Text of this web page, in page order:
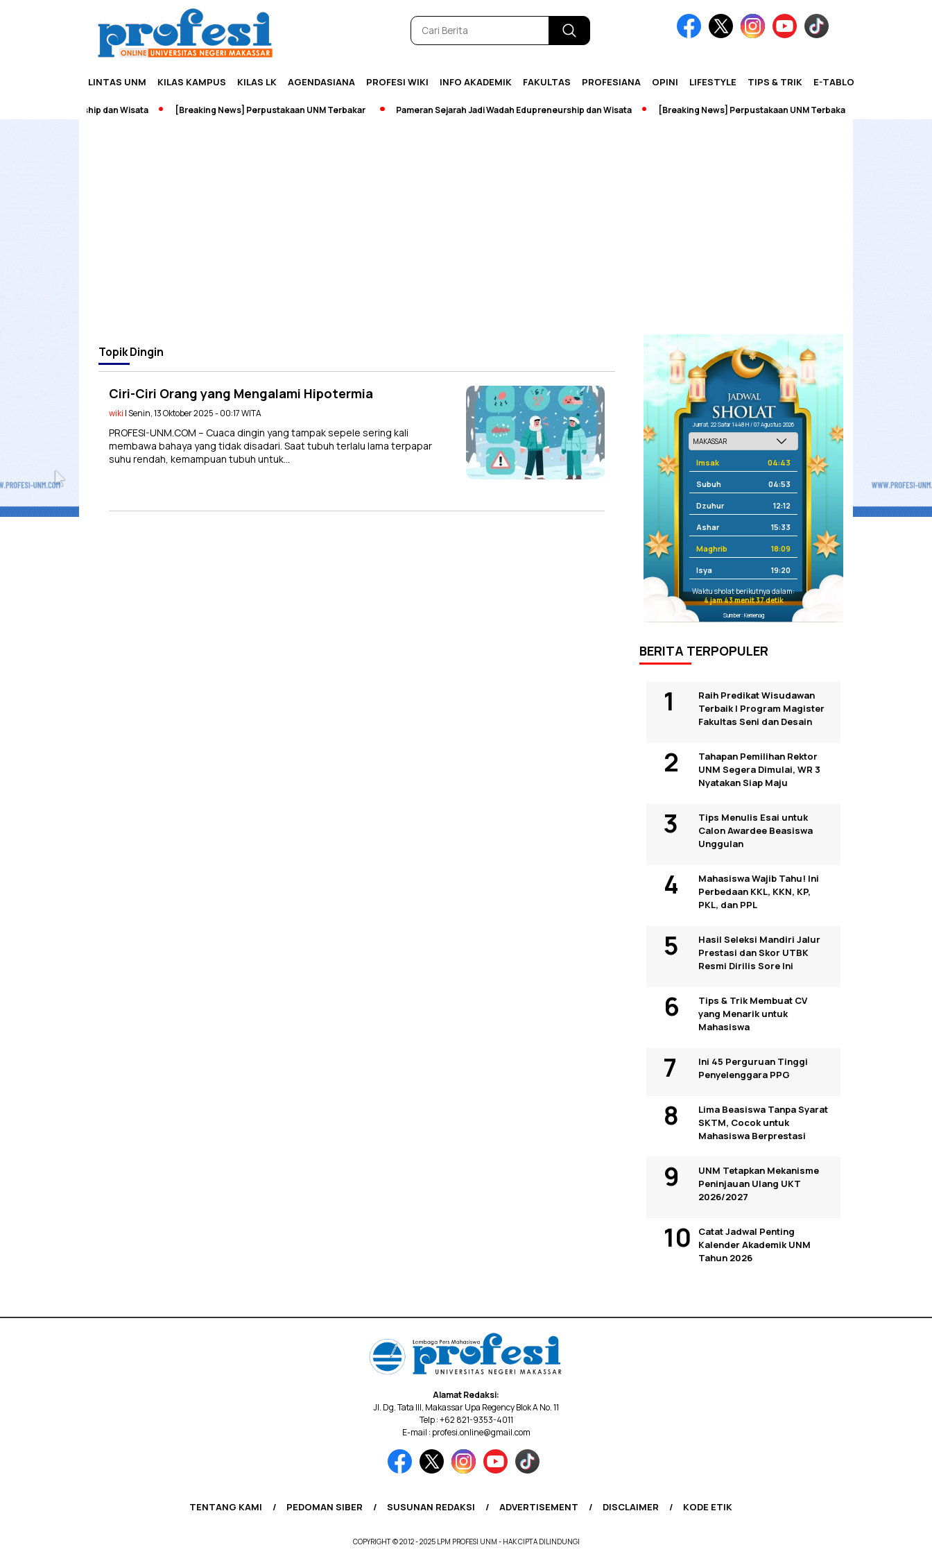
LINTAS UNM KILAS KAMPUS KILAS LK AGENDASIANA PROFESI WIKI INFO AKADEMIK FAKULTAS PROFESIANA OPINI LIFESTYLE TIPS & TRIK E-TABLOID
Edupreneurship dan Wisata [Breaking News] Perpustakaan UNM Terbakar Pameran Sejarah Jadi Wadah Edupreneurship dan Wisata [Breaking News] Perpustakaan UNM Terbakar
TopikDingin
Ciri-Ciri Orang yang Mengalami Hipotermia
wiki | Senin, 13 Oktober 2025 - 00:17 WITA
PROFESI-UNM.COM – Cuaca dingin yang tampak sepele sering kali
membawa bahaya yang tidak disadari. Saat tubuh terlalu lama terpapar
suhu rendah, kemampuan tubuh untuk…
Jum'at, 22 Safar 1448 H / 07 Agustus 2026
Imsak 04:43
Subuh 04:53
Dzuhur 12:12
Ashar 15:33
Maghrib 18:09
Isya 19:20
Waktu sholat berikutnya dalam:
4 jam 43 menit 37 detik
Sumber: Kemenag
BERITA TERPOPULER
Raih Predikat Wisudawan
Terbaik I Program Magister
Fakultas Seni dan Desain
Tahapan Pemilihan Rektor
UNM Segera Dimulai, WR 3
Nyatakan Siap Maju
Tips Menulis Esai untuk
Calon Awardee Beasiswa
Unggulan
Mahasiswa Wajib Tahu! Ini
Perbedaan KKL, KKN, KP,
PKL, dan PPL
Hasil Seleksi Mandiri Jalur
Prestasi dan Skor UTBK
Resmi Dirilis Sore Ini
Tips & Trik Membuat CV
yang Menarik untuk
Mahasiswa
Ini 45 Perguruan Tinggi
Penyelenggara PPG
Lima Beasiswa Tanpa Syarat
SKTM, Cocok untuk
Mahasiswa Berprestasi
UNM Tetapkan Mekanisme
Peninjauan Ulang UKT
2026/2027
Catat Jadwal Penting
Kalender Akademik UNM
Tahun 2026
Alamat Redaksi:
Jl. Dg. Tata III, Makassar Upa Regency Blok A No. 11
Telp : +62 821-9353-4011
E-mail : profesi.online@gmail.com
TENTANG KAMI PEDOMAN SIBER SUSUNAN REDAKSI ADVERTISEMENT DISCLAIMER KODE ETIK
COPYRIGHT © 2012 - 2025 LPM PROFESI UNM - HAK CIPTA DILINDUNGI